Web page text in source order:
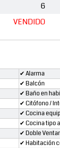
6
VENDIDO
✔ Alarma
✔ Balcón
✔ Baño en
✔ Citófono /
✔ Cocina
✔ Cocina tipo
✔ Doble
✔ Habitación